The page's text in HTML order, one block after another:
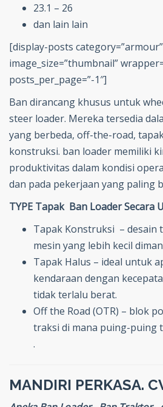
23.1 – 26
dan lain lain
[display-posts category=”armour”
image_size=”thumbnail”
posts_per_page=”-1″]
Ban dirancang khusus untuk
steer loader. Mereka tersedia
yang berbeda, off-the-road,
konstruksi. ban loader memiliki
produktivitas dalam kondisi
dan pada pekerjaan yang paling
TYPE Tapak Ban Loader Secara
Tapak Konstruksi – desain
mesin yang lebih kecil
Tapak Halus – ideal untuk
kendaraan dengan
tidak terlalu berat.
Off the Road (OTR) – blok
traksi di mana puing-puing
.
MANDIRI PERKASA.